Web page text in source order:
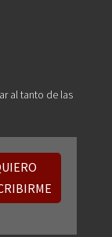
al tanto de las